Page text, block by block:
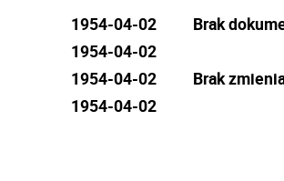
1954-04-02
1954-04-02
1954-04-02
1954-04-02
Brak
Brak